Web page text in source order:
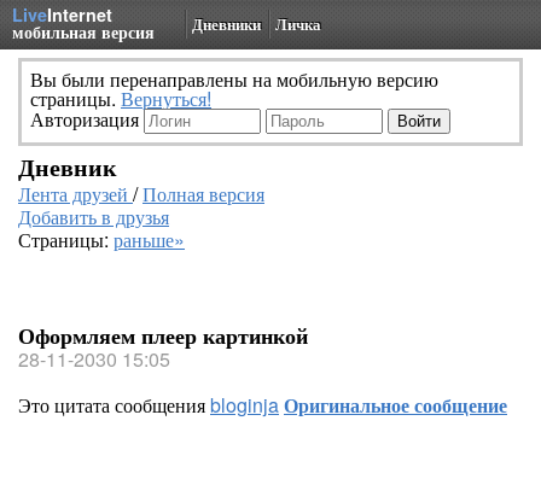
LiveInternet
мобильная версия Дневники Личка
Вы были перенаправлены на мобильную версию
страницы. Вернуться!
Авторизация
Дневник
Лента друзей /Полная версия
Добавить в друзья
Страницы: раньше»
Оформляем плеер картинкой
28-11-2030 15:05
Это цитата сообщенияbloginjaОригинальное сообщение